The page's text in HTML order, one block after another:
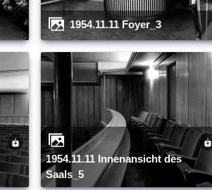
1954.11.11 Foyer_3
1954.11.11 Innenansicht des
Saals_5